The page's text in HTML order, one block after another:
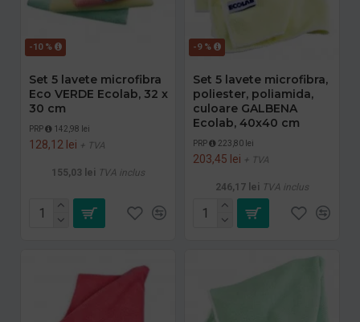
-10 %
Set 5 lavete microfibra
Eco VERDE Ecolab, 32 x
30 cm
PRP 142,98 lei
128,12 lei + TVA
155,03 lei TVA inclus
-9 %
Set 5 lavete microfibra,
poliester, poliamida,
culoare GALBENA
Ecolab, 40x40 cm
PRP 223,80 lei
203,45 lei + TVA
246,17 lei TVA inclus